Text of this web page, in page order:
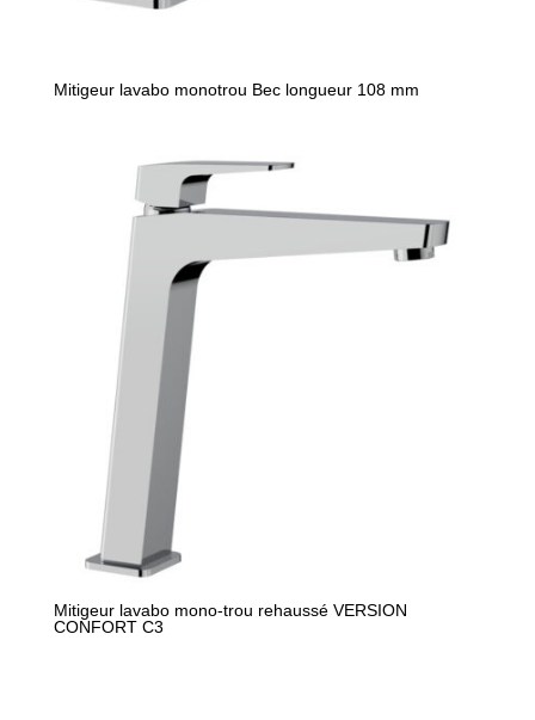
Mitigeur lavabo monotrou Bec longueur 108 mm
Mitigeur lavabo mono-trou rehaussé VERSION
CONFORT C3